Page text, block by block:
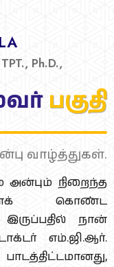
Ph.D.,
பகுதி
வாழ்த்துகள்.
அன்பும் நிறைந்த
கொண்ட
நான்
எம்.ஜி.ஆர்.